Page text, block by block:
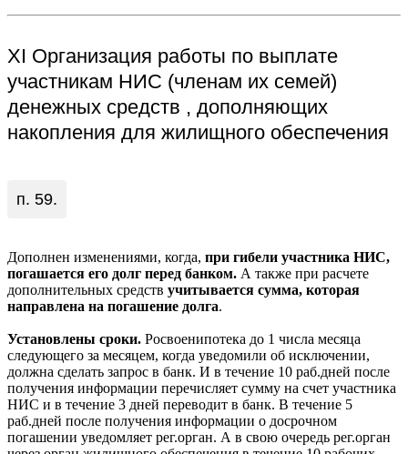
XI Организация работы по выплате
участникам НИС (членам их семей)
денежных средств , дополняющих
накопления для жилищного обеспечения
п. 59.
Дополнен изменениями, когда, при гибели участника НИС,
погашается его долг перед банком. А также при расчете
дополнительных средств учитывается сумма, которая
направлена на погашение долга.
Установлены сроки. Росвоенипотека до 1 числа месяца
следующего за месяцем, когда уведомили об исключении,
должна сделать запрос в банк. И в течение 10 раб.дней после
получения информации перечисляет сумму на счет участника
НИС и в течение 3 дней переводит в банк. В течение 5
раб.дней после получения информации о досрочном
погашении уведомляет рег.орган. А в свою очередь рег.орган